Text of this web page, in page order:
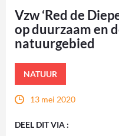
Vzw ‘Red de
op duurzaam en
natuurgebied
NATUUR
13 mei 2020
DEEL DIT VIA :